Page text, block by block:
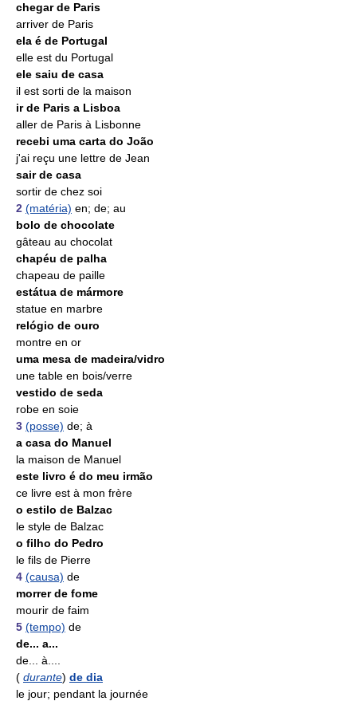
chegar de Paris
arriver de Paris
ela é de Portugal
elle est du Portugal
ele saiu de casa
il est sorti de la maison
ir de Paris a Lisboa
aller de Paris à Lisbonne
recebi uma carta do João
j'ai reçu une lettre de Jean
sair de casa
sortir de chez soi
2 (matéria) en; de; au
bolo de chocolate
gâteau au chocolat
chapéu de palha
chapeau de paille
estátua de mármore
statue en marbre
relógio de ouro
montre en or
uma mesa de madeira/vidro
une table en bois/verre
vestido de seda
robe en soie
3 (posse) de; à
a casa do Manuel
la maison de Manuel
este livro é do meu irmão
ce livre est à mon frère
o estilo de Balzac
le style de Balzac
o filho do Pedro
le fils de Pierre
4 (causa) de
morrer de fome
mourir de faim
5 (tempo) de
de... a...
de... à....
( durante) de dia
le jour; pendant la journée